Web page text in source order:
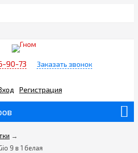
90-73 Заказать звонок
Регистрация
→
9 в 1 белая